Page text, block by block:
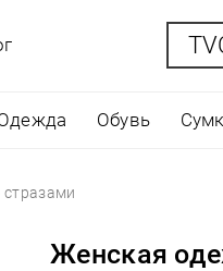
Обувь
Женская